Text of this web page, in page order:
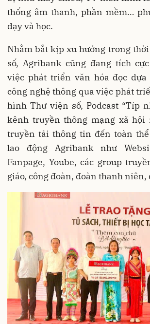
thống âm thanh, phần mềm…
dạy và học.
Nhằm bắt kịp xu hướng trong
số, Agribank cũng đang tích
việc phát triển văn hóa đọc dựa
công nghệ thông qua việc phát
hình Thư viện số, Podcast “Típ
kênh truyền thông mạng xã hội
truyền tải thông tin đến toàn
lao động Agribank như
Fanpage, Yoube, các group
giáo, công đoàn, đoàn thanh niên,